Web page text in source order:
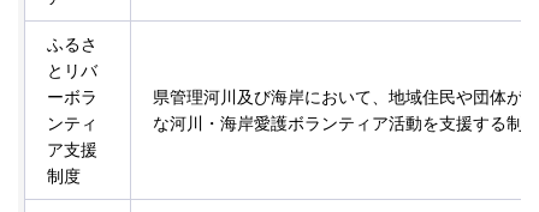
ふるさ
とリバ
ーボラ
ンティ
ア支援
制度
県管理河川及び海岸において、地域住民や団体が
な河川・海岸愛護ボランティア活動を支援する制